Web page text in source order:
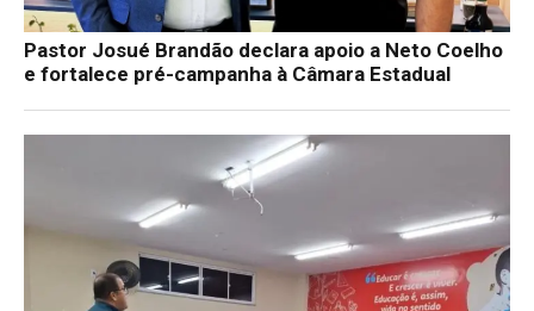
Pastor Josué Brandão declara apoio a Neto Coelho
e fortalece pré-campanha à Câmara Estadual